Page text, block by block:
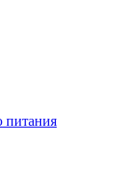
питания